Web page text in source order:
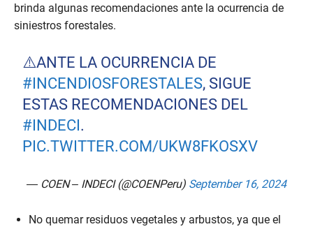
brinda algunas recomendaciones ante la ocurrencia de
siniestros forestales.
⚠️ANTE LA OCURRENCIA DE
#INCENDIOSFORESTALES, SIGUE
ESTAS RECOMENDACIONES DEL
#INDECI.
PIC.TWITTER.COM/UKW8FKOSXV
— COEN – INDECI (@COENPeru) September 16, 2024
No quemar residuos vegetales y arbustos, ya que el